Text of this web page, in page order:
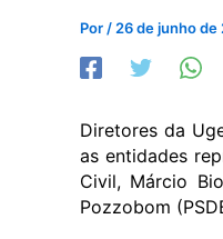
Por / 26 de junho de
Diretores da
as entidades
Civil, Márcio
Pozzobom